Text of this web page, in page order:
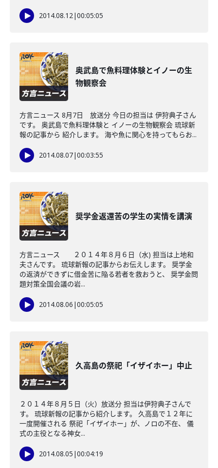
2014.08.12|00:05:05
奥武島で魚料理体験とイノーの生
物観察会
方言ニュース 8月7日 放送分 今日の担当は 伊狩典子さん
です。 奥武島で魚料理体験と イノーの生物観察会 琉球新
報の記事から 紹介します。 海や魚に関心を持ってもらお...
2014.08.07|00:03:55
奨学金返還苦の学生の実情を講演
方言ニュース ２０１４年８月６日（水) 担当は上地和
夫さんです。 琉球新報の記事からお伝えします。 奨学金
の返済ができずに借金苦に陥る若者を救おうと、 奨学金問
題対策全国会議の岩...
2014.08.06 |00:05:05
久高島の祭祀「イザイホー」中止
２０１４年８月５日（火）放送分 担当は伊狩典子さんで
す。 琉球新報の記事から紹介します。 久高島で１２年に
一度開催される 祭祀「イザイホー」が、ノロの不在、 儀
式の主役となる神女...
2014.08.05 |00:04:19